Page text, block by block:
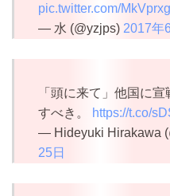
pic.twitter.com/
— 水 (@yzjps) 2017年
「頭に来て」他国に
すべき。
https://t.co/
— Hideyuki Hirakawa
25日